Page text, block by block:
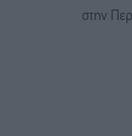
στην